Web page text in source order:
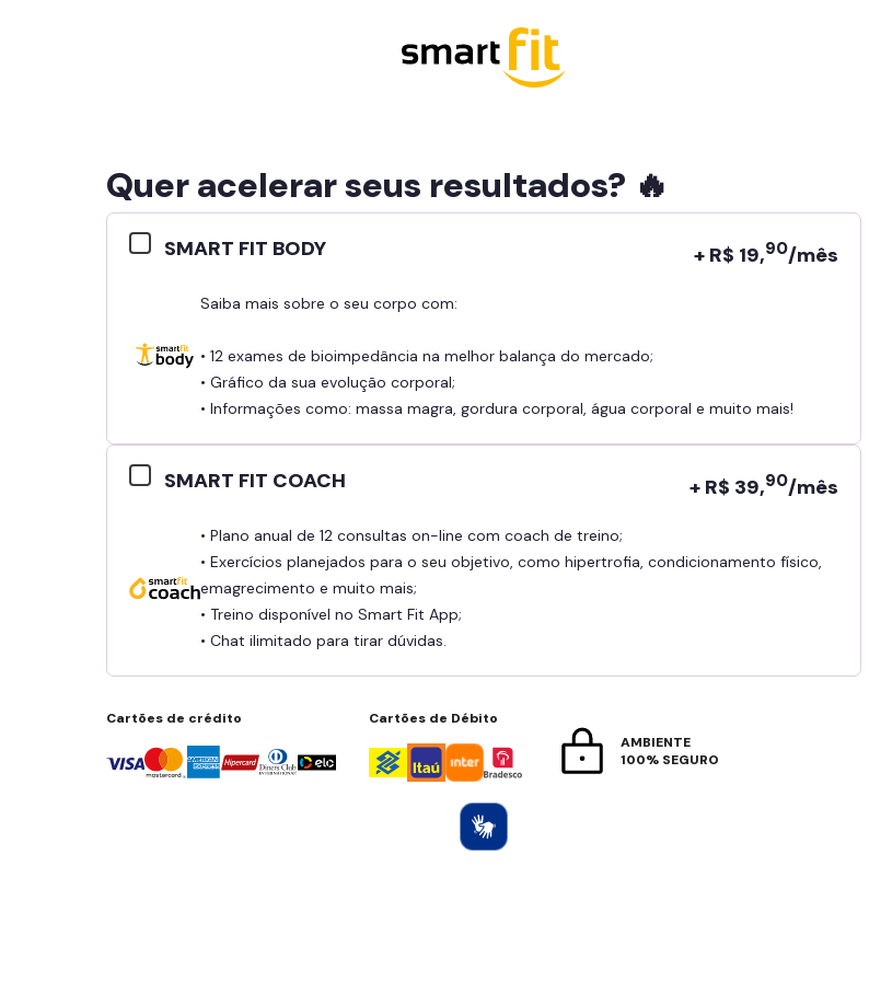
Quer acelerar seus resultados? 🔥
SMART FIT BODY + R$ 19,90/mês
Saiba mais sobre o seu corpo com:
• 12 exames de bioimpedância na melhor balança do mercado;
• Gráfico da sua evolução corporal;
• Informações como: massa magra, gordura corporal, água corporal e muito mais!
SMART FIT COACH + R$ 39,90/mês
• Plano anual de 12 consultas on-line com coach de treino;
• Exercícios planejados para o seu objetivo, como hipertrofia, condicionamento físico,
emagrecimento e muito mais;
• Treino disponível no Smart Fit App;
• Chat ilimitado para tirar dúvidas.
Cartões de crédito
Cartões de Débito
AMBIENTE
100% SEGURO